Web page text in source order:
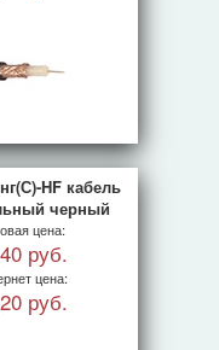
HF кабель
черный
цена:
руб.
цена:
руб.